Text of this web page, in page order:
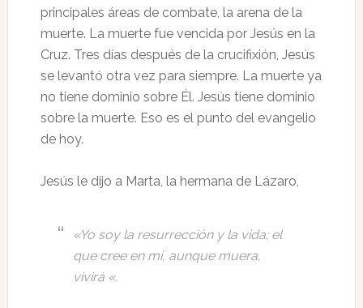
principales áreas de combate, la arena de la
muerte. La muerte fue vencida por Jesús en la
Cruz. Tres días después de la crucifixión, Jesús
se levantó otra vez para siempre. La muerte ya
no tiene dominio sobre Él. Jesús tiene dominio
sobre la muerte. Eso es el punto del evangelio
de hoy.
Jesús le dijo a Marta, la hermana de Lázaro,
«Yo soy la resurrección y la vida; el
que cree en mí, aunque muera,
vivirá «.